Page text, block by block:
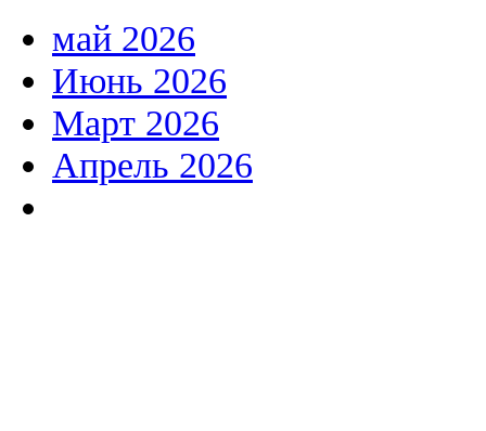
май 2026
Июнь 2026
Март 2026
Апрель 2026